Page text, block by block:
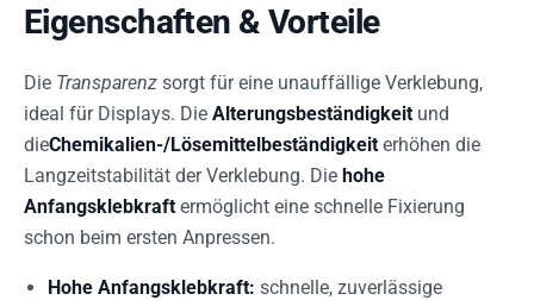
Eigenschaften & Vorteile
Die Transparenz sorgt für eine unauffällige Verklebung,
ideal für Displays. Die Alterungsbeständigkeit und
dieChemikalien-/Lösemittelbeständigkeit erhöhen die
Langzeitstabilität der Verklebung. Die hohe
Anfangsklebkraft ermöglicht eine schnelle Fixierung
schon beim ersten Anpressen.
Hohe Anfangsklebkraft: schnelle, zuverlässige